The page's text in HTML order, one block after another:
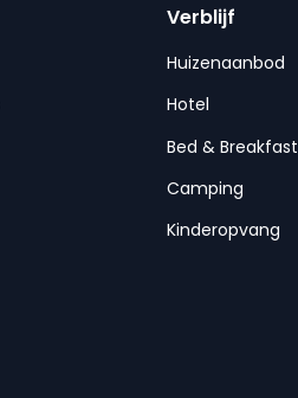
Verblijf
Huizenaanbod
Hotel
Bed & Breakfast
Camping
Kinderopvang